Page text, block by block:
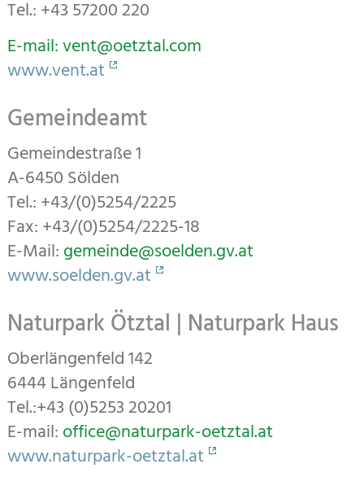
Tel.: +43 57200 220
E-mail: vent@oetztal.com
www.vent.at
Gemeindeamt
Gemeindestraße 1
A-6450 Sölden
Tel.: +43/(0)5254/2225
Fax: +43/(0)5254/2225-18
E-Mail:gemeinde@soelden.gv.at
www.soelden.gv.at
Naturpark Ötztal | Naturpark Haus
Oberlängenfeld 142
6444 Längenfeld
Tel.:+43 (0)5253 20201
E-mail:office@naturpark-oetztal.at
www.naturpark-oetztal.at